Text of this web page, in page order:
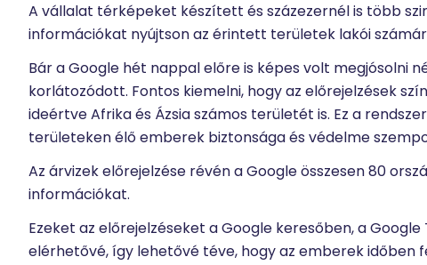
A vállalat térképeket készített és százezernél is több
információkat nyújtson az érintett területek lakói
Bár a Google hét nappal előre is képes volt megjósolni
korlátozódott. Fontos kiemelni, hogy az előrejelzések
ideértve Afrika és Ázsia számos területét is. Ez a
területeken élő emberek biztonsága és védelme
Az árvizek előrejelzése révén a Google összesen 80
információkat.
Ezeket az előrejelzéseket a Google keresőben, a
elérhetővé, így lehetővé téve, hogy az emberek időben